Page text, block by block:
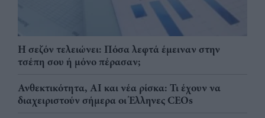
Η σεζόν τελειώνει: Πόσα λεφτά έμειναν στην
τσέπη σου ή μόνο πέρασαν;
Ανθεκτικότητα, AI και νέα ρίσκα: Τι έχουν να
διαχειριστούν σήμερα οι Έλληνες CEOs